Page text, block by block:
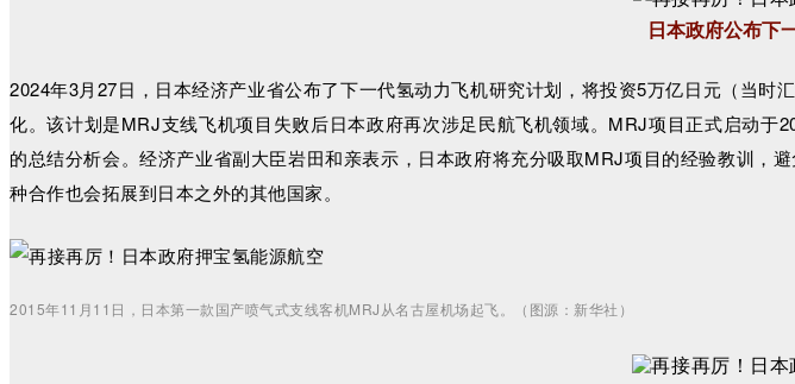
日本政府公布下
2024年3月27日，日本经济产业省公布了下一代氢动力飞机研究计划，将投资5万亿日元（当
化。该计划是MRJ支线飞机项目失败后日本政府再次涉足民航飞机领域。MRJ项目正式启动
的总结分析会。经济产业省副大臣岩田和亲表示，日本政府将充分吸取MRJ项目的经验教训
种合作也会拓展到日本之外的其他国家。
2015年11月11日 ，日本第一款国产喷气式支线客机MRJ从名古屋机场起飞。（图源：新华社）